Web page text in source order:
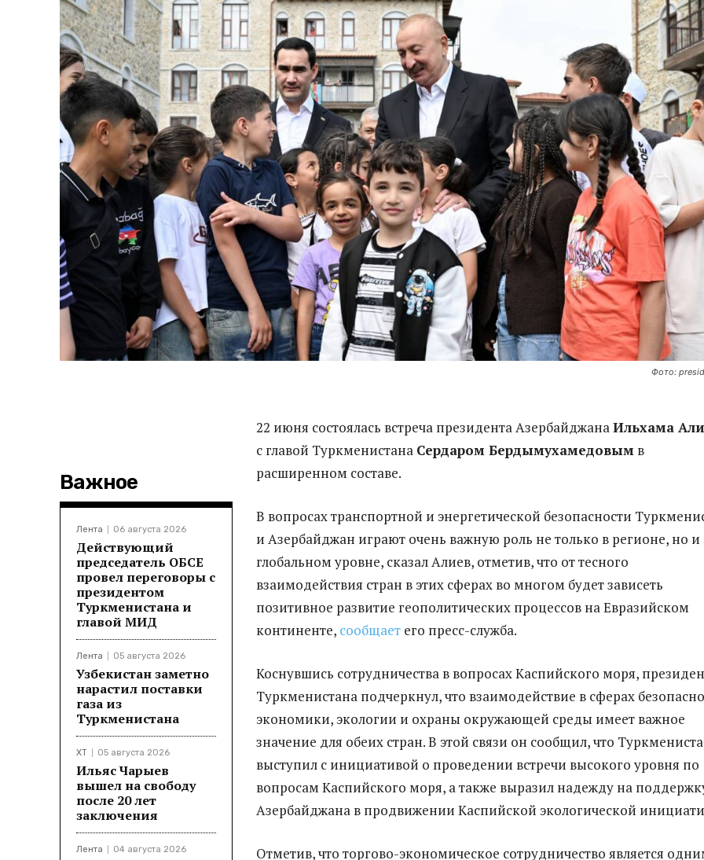
Фото:
Важное
Лента 06 августа 2026
Действующий
председатель ОБСЕ
провел переговоры с
президентом
Туркменистана и
главой МИД
Лента 05 августа 2026
Узбекистан заметно
нарастил поставки
газа из
Туркменистана
ХТ 05 августа 2026
Ильяс Чарыев
вышел на свободу
после 20 лет
заключения
Лента 04 августа 2026
22 июня состоялась встреча президента АзербайджанаИльхама
с главой Туркменистана Сердаром Бердымухамедовым в
расширенном составе.
В вопросах транспортной и энергетической безопасности
и Азербайджан играют очень важную роль не только в регионе, но и
глобальном уровне, сказал Алиев, отметив, что от тесного
взаимодействия стран в этих сферах во многом будет зависеть
позитивное развитие геополитических процессов на Евразийском
континенте, сообщает его пресс-служба.
Коснувшись сотрудничества в вопросах Каспийского моря,
Туркменистана подчеркнул, что взаимодействие в сферах
экономики, экологии и охраны окружающей среды имеет важное
значение для обеих стран. В этой связи он сообщил, что
выступил с инициативой о проведении встречи высокого уровня по
вопросам Каспийского моря, а также выразил надежду на
Азербайджана в продвижении Каспийской экологической
Отметив, что торгово-экономическое сотрудничество является